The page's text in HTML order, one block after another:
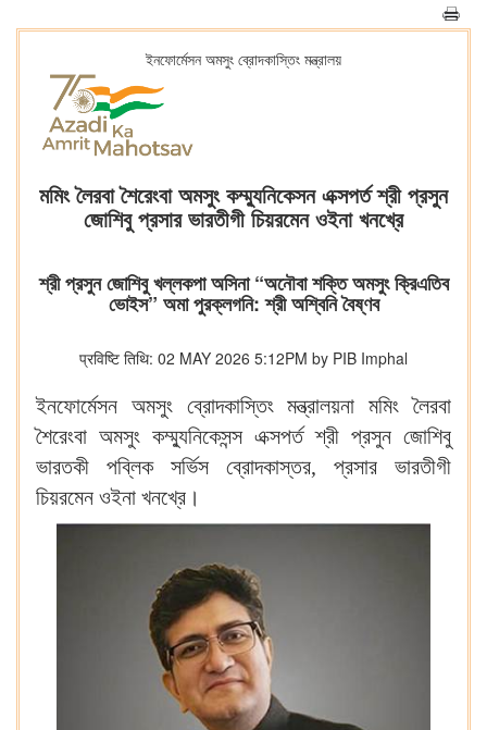
ইনফোর্মেসন অমসুং ব্রোদকাস্তিং মন্ত্রালয়
মমিং লৈরবা শৈরেংবা অমসুং কম্ম্যুনিকেসন এক্সপর্ত শ্রী প্রসুন
জোশিবু প্রসার ভারতীগী চিয়রমেন ওইনা খনখ্রে
শ্রী প্রসুন জোশিবু খল্লকপা অসিনা “অনৌবা শক্তি অমসুং ক্রিএতিব
ভোইস” অমা পুরক্লগনি: শ্রী অশ্বিনি বৈষ্ণব
प्रविष्टि तिथि: 02 MAY 2026 5:12PM by PIB Imphal
ইনফোর্মেসন অমসুং ব্রোদকাস্তিং মন্ত্রালয়না মমিং লৈরবা
শৈরেংবা অমসুং কম্ম্যুনিকেসন্স এক্সপর্ত শ্রী প্রসুন জোশিবু
ভারতকী পব্লিক সর্ভিস ব্রোদকাস্তর, প্রসার ভারতীগী
চিয়রমেন ওইনা খনখ্রে।